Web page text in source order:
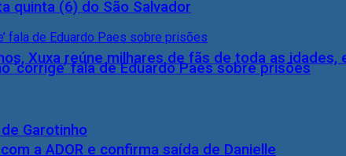
Xuxa reúne milhares de fãs de toda as idades,
a ADOR e confirma saída de Danielle
quinta (6) do São Salvador
‘corrige’ fala de Eduardo Paes sobre prisões
Garotinho